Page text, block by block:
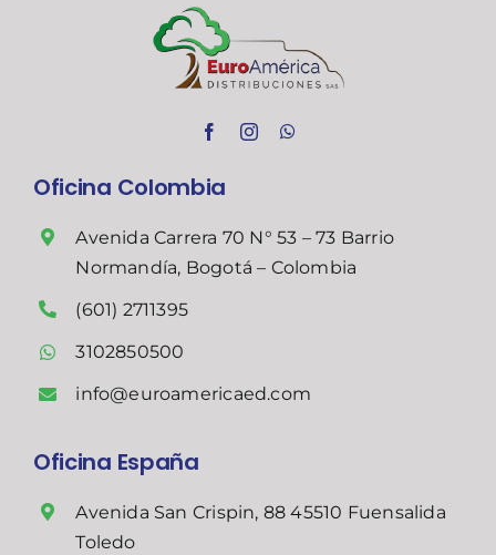
Oficina Colombia
Avenida Carrera 70 N° 53 – 73 Barrio
Normandía, Bogotá – Colombia
(601) 2711395
3102850500
info@euroamericaed.com
Oficina España
Avenida San Crispin, 88 45510 Fuensalida
Toledo